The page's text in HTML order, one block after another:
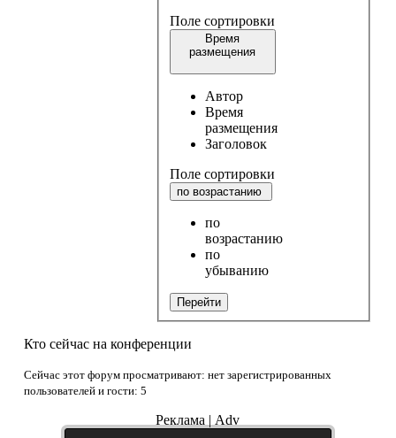
Поле сортировки
Время
размещения
Автор
Время
размещения
Заголовок
Поле сортировки
по возрастанию
по
возрастанию
по
убыванию
Перейти
Кто сейчас на конференции
Сейчас этот форум просматривают: нет зарегистрированных
пользователей и гости: 5
Реклама | Adv